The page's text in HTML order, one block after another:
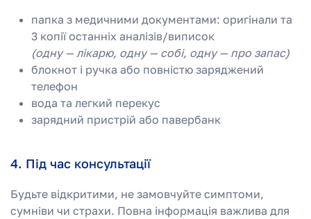
папка з медичними документами: оригінали та
3 копії останніх аналізів/виписок
(одну — лікарю, одну — собі, одну — про запас)
блокнот і ручка або повністю заряджений
телефон
вода та легкий перекус
зарядний пристрій або павербанк
4. Під час консультації
Будьте відкритими, не замовчуйте симптоми,
сумніви чи страхи. Повна інформація важлива для